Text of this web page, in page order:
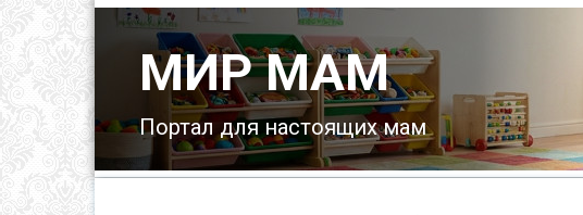
МИР МАМ
Портал для настоящих мам